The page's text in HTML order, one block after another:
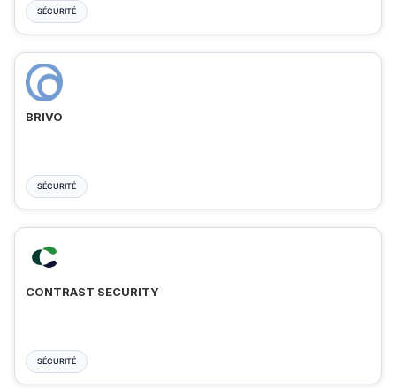
SÉCURITÉ
BRIVO
SÉCURITÉ
CONTRAST SECURITY
SÉCURITÉ